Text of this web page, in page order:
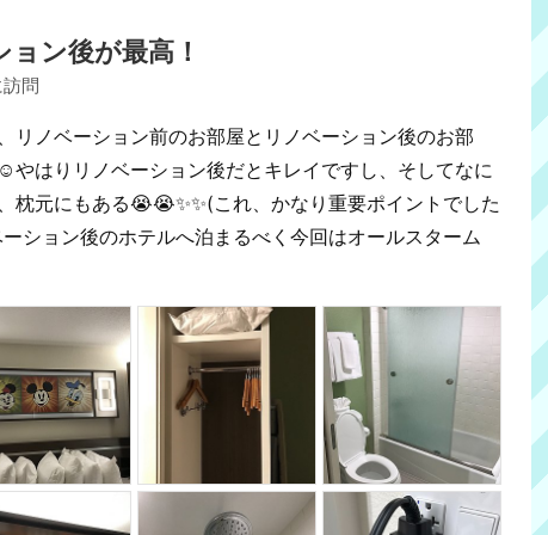
ン後が最高！
問
リノベーション前のお部屋とリノベーション後のお部
やはりリノベーション後だとキレイですし、そしてなに
枕元にもある😭😭✨✨(これ、かなり重要ポイントでした
ション後のホテルへ泊まるべく今回はオールスターム